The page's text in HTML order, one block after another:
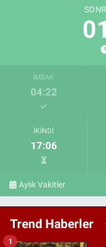
İMSAK
04:22
İKINDI
17:06
Aylık Vakitler
Trend Haberler
1